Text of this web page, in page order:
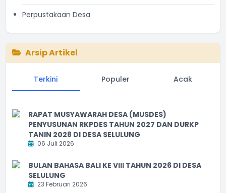
Perpustakaan Desa
Arsip Artikel
Terkini Populer Acak
RAPAT MUSYAWARAH DESA (MUSDES)
PENYUSUNAN RKPDES TAHUN 2027 DAN DURKP
TANIN 2028 DI DESA SELULUNG
06 Juli 2026
BULAN BAHASA BALI KE VIII TAHUN 2026 DI DESA
SELULUNG
23 Februari 2026